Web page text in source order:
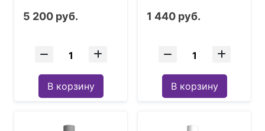
5 200 руб.
В корзину
1 440 руб.
В корзину